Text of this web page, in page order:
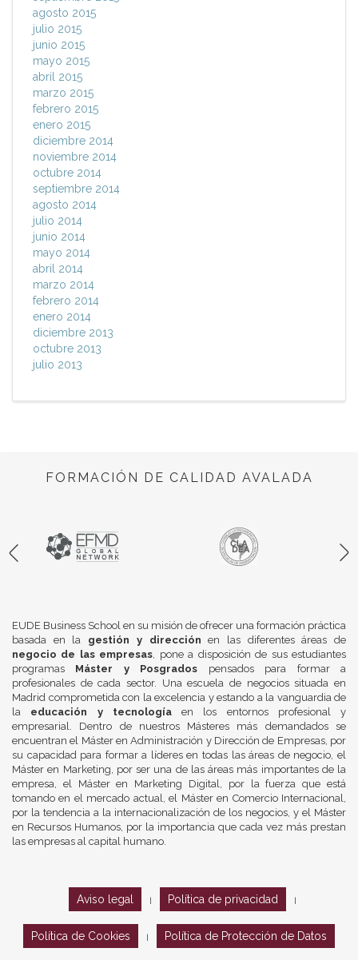
agosto 2015
julio 2015
junio 2015
mayo 2015
abril 2015
marzo 2015
febrero 2015
enero 2015
diciembre 2014
noviembre 2014
octubre 2014
septiembre 2014
agosto 2014
julio 2014
junio 2014
mayo 2014
abril 2014
marzo 2014
febrero 2014
enero 2014
diciembre 2013
octubre 2013
julio 2013
FORMACIÓN DE CALIDAD AVALADA
EUDE Business School en su misión de ofrecer una formación práctica
basada en la gestión y dirección en las diferentes áreas de
negocio de las empresas, pone a disposición de sus estudiantes
programas Máster y Posgrados pensados para formar a
profesionales de cada sector. Una escuela de negocios situada en
Madrid comprometida con la excelencia y estando a la vanguardia de
la educación y tecnologíaen los entornos profesional y
empresarial. Dentro de nuestros Másteres más demandados se
encuentran el Máster en Administración y Dirección de Empresas, por
su capacidad para formar a líderes en todas las áreas de negocio, el
Máster en Marketing, por ser una de las áreas más importantes de la
empresa, el Máster en Marketing Digital, por la fuerza que está
tomando en el mercado actual, el Máster en Comercio Internacional,
por la tendencia a la internacionalización de los negocios, y el Máster
en Recursos Humanos, por la importancia que cada vez más prestan
las empresas al capital humano.
Aviso legal Política de privacidad
Política de Cookies Política de Protección de Datos